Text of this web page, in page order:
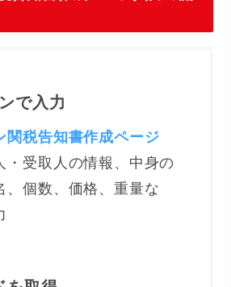
で入力
関税告知書作成ページ
・受取人の情報、中身の
、個数、価格、重量な